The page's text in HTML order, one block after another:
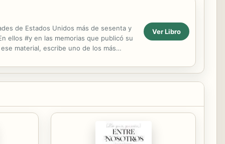
de Estados Unidos más de sesenta y
ellos #y en las memorias que publicó su
material, escribe uno de los más
Ver Libro